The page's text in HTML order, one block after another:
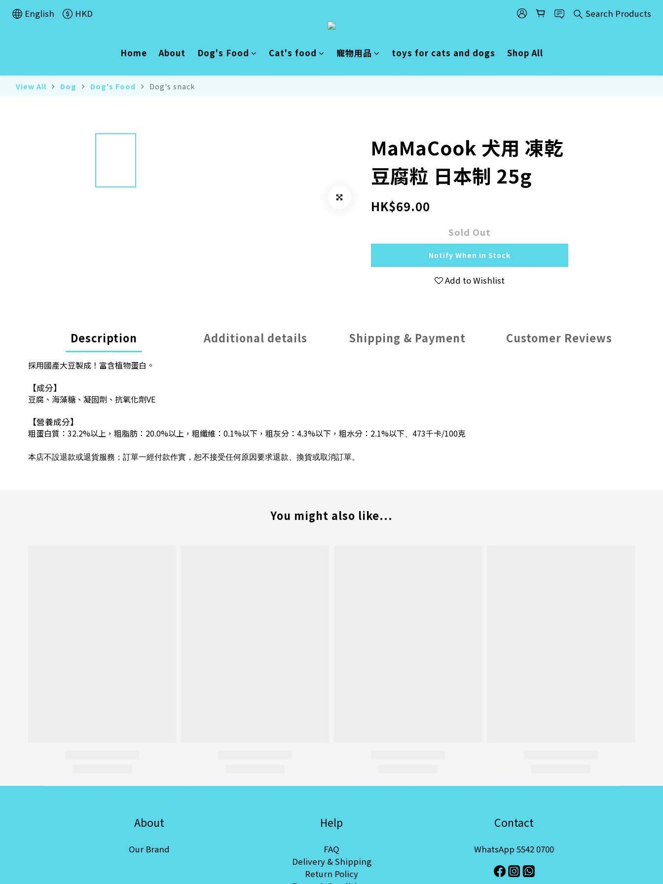
English HKD Search Products
Home About Dog's Food Cat's food 寵物用品 toys for cats and dogs Shop All
View All Dog Dog's Food Dog's snack
MaMaCook 犬用 凍乾
豆腐粒 日本制 25g
HK$69.00
Sold Out
Notify When in Stock
Add to Wishlist
Description Additional details Shipping & Payment Customer Reviews
採用國產大豆製成！富含植物蛋白。
【成分】
豆腐、海藻糖、凝固劑、抗氧化劑VE
【營養成分】
粗蛋白質：32.2%以上，粗脂肪：20.0%以上，粗纖維：0.1%以下，粗灰分：4.3%以下，粗水分：2.1%以下
473千卡/100克
本店不設退款或退貨服務；訂單一經付款作實，恕不接受任何原因要求退款、換貨或取消訂單。
You might also like...
About
Our Brand
Help
FAQ
Delivery & Shipping
Return Policy
Contact
WhatsApp 5542 0700